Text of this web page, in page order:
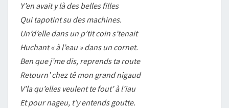
Y’en avait y là des belles filles
Qui tapotint su des machines.
Un’d’elle dans un p’tit coin s’tenait
Huchant « à l’eau » dans un cornet.
Ben que j’me dis, reprends ta route
Retourn’ chez tê mon grand nigaud
V’la qu’elles veulent te fout’ à l’iau
Et pour nageu, t’y entends goutte.